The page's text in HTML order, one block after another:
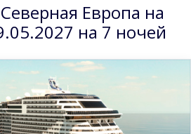
Европа на
на 7 ночей